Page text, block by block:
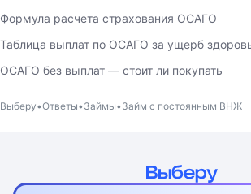
Формула расчета страхования ОСАГО
Таблица выплат по ОСАГО за ущерб
ОСАГО без выплат — стоит ли покупать
Выберу Ответы Займы Займ с постоянным ВНЖ